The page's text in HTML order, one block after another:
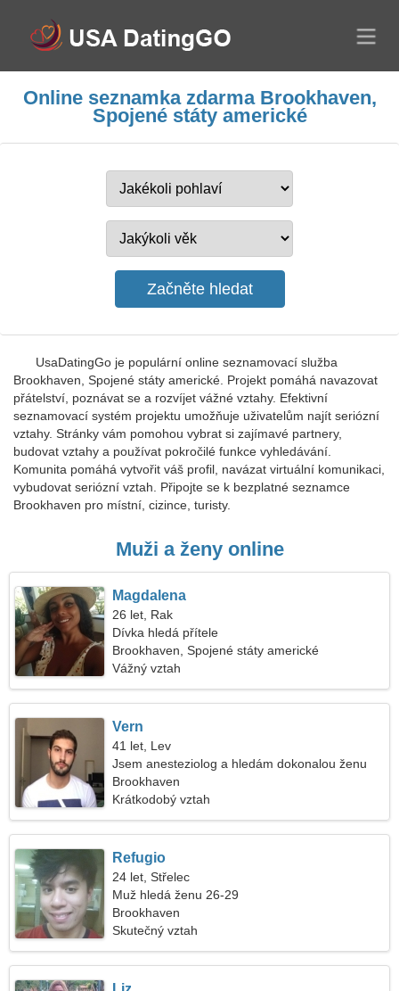
Online seznamka zdarma Brookhaven,
Spojené státy americké
UsaDatingGo je populární online seznamovací služba
Brookhaven, Spojené státy americké. Projekt pomáhá navazovat
přátelství, poznávat se a rozvíjet vážné vztahy. Efektivní
seznamovací systém projektu umožňuje uživatelům najít seriózní
vztahy. Stránky vám pomohou vybrat si zajímavé partnery,
budovat vztahy a používat pokročilé funkce vyhledávání.
Komunita pomáhá vytvořit váš profil, navázat virtuální komunikaci,
vybudovat seriózní vztah. Připojte se k bezplatné seznamce
Brookhaven pro místní, cizince, turisty.
Muži a ženy online
Magdalena
26 let, Rak
Dívka hledá přítele
Brookhaven, Spojené státy americké
Vážný vztah
Vern
41 let, Lev
Jsem anesteziolog a hledám dokonalou ženu
Brookhaven
Krátkodobý vztah
Refugio
24 let, Střelec
Muž hledá ženu 26-29
Brookhaven
Skutečný vztah